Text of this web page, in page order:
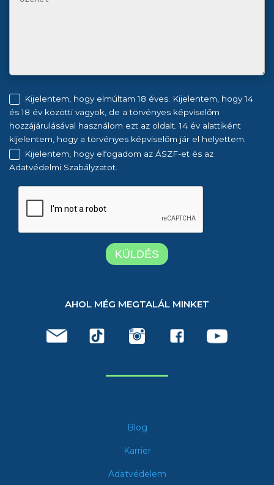
Kijelentem, hogy elmúltam 18 éves. Kijelentem, hogy 14
és 18 év közötti vagyok, de a törvényes képviselőm
hozzájárulásával használom ezt az oldalt. 14 év alattiként
kijelentem, hogy a törvényes képviselőm jár el helyettem.
Kijelentem, hogy elfogadom az ÁSZF-et és az
Adatvédelmi Szabályzatot.
AHOL MÉG MEGTALÁL MINKET
Blog
Karrier
Adatvédelem